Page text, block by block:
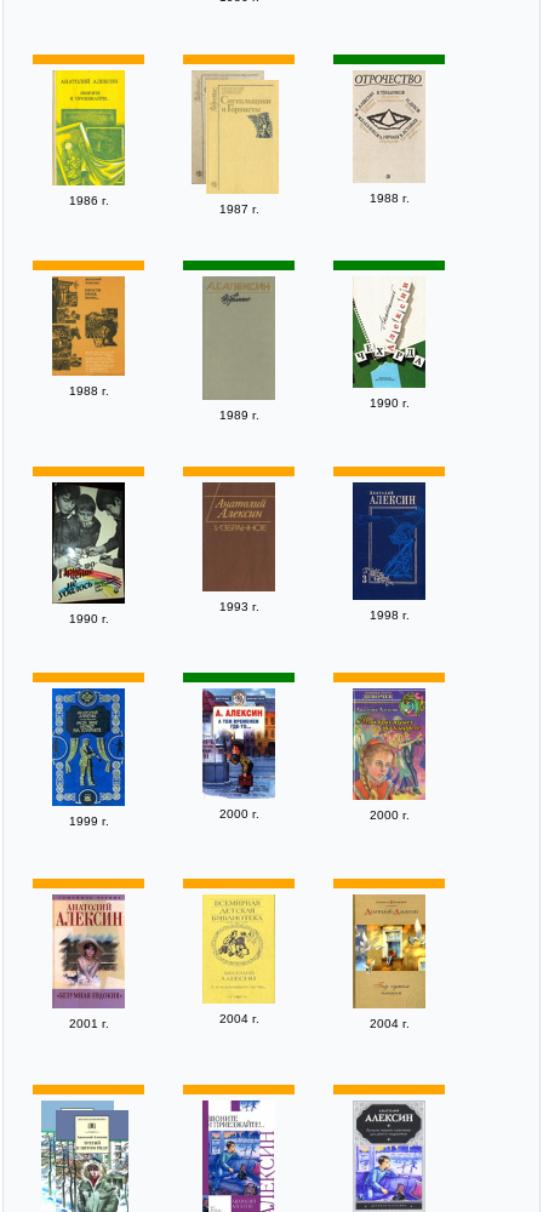
1986 г.
1987 г.
1988 г.
1988 г.
1989 г.
1990 г.
1990 г.
1993 г.
1998 г.
1999 г.
2000 г. 2000 г.
2001 г. 2004 г. 2004 г.